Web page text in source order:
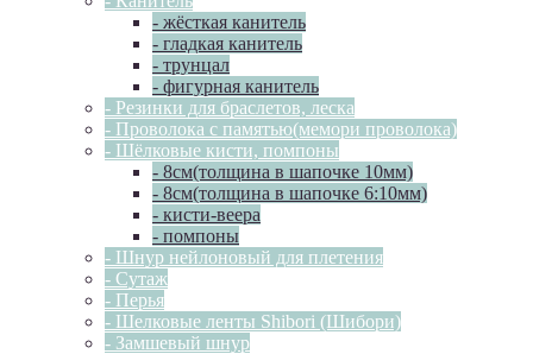
- жёсткая канитель
- гладкая канитель
- трунцал
- фигурная канитель
- Резинки для браслетов, леска
- Проволока с памятью(мемори проволока)
- Шёлковые кисти, помпоны
- 8см(толщина в шапочке 10мм)
- 8см(толщина в шапочке 6:10мм)
- кисти-веера
- помпоны
- Шнур нейлоновый для плетения
- Сутаж
- Перья
- Шелковые ленты Shibori (Шибори)
- Замшевый шнур